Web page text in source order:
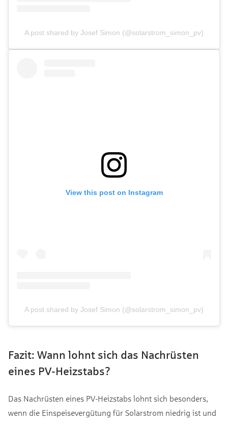
A post shared by Josef Simon (@solarstrom_simon_pv)
View this post on Instagram
A post shared by Josef Simon (@solarstrom_simon_pv)
Fazit: Wann lohnt sich das Nachrüsten
eines PV-Heizstabs?
Das Nachrüsten eines PV-Heizstabs lohnt sich besonders,
wenn die Einspeisevergütung für Solarstrom niedrig ist und